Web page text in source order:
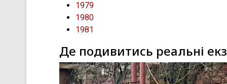
1979
1980
1981
Де подивитись реальні